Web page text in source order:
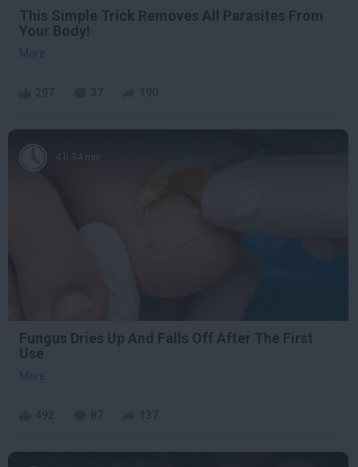
This Simple Trick Removes All Parasites From
Your Body!
More
4 h 34 min
Fungus Dries Up And Falls Off After The First
Use
More